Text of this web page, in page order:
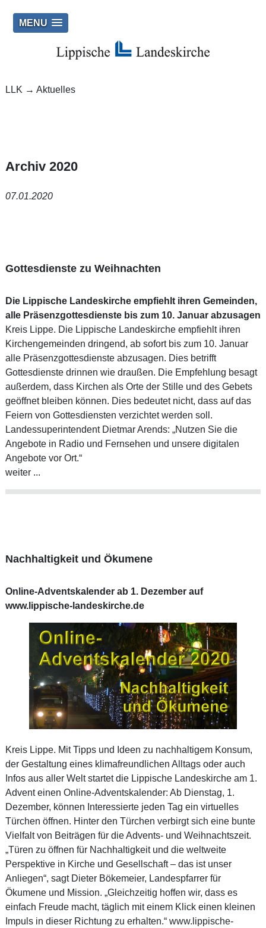
MENU
LLK → Aktuelles
Archiv 2020
07.01.2020
Gottesdienste zu Weihnachten
Die Lippische Landeskirche empfiehlt ihren Gemeinden,
alle Präsenzgottesdienste bis zum 10. Januar abzusagen
Kreis Lippe. Die Lippische Landeskirche empfiehlt ihren
Kirchengemeinden dringend, ab sofort bis zum 10. Januar
alle Präsenzgottesdienste abzusagen. Dies betrifft
Gottesdienste drinnen wie draußen. Die Empfehlung besagt
außerdem, dass Kirchen als Orte der Stille und des Gebets
geöffnet bleiben können. Dies bedeutet nicht, dass auf das
Feiern von Gottesdiensten verzichtet werden soll.
Landessuperintendent Dietmar Arends: „Nutzen Sie die
Angebote in Radio und Fernsehen und unsere digitalen
Angebote vor Ort.“
weiter ...
Nachhaltigkeit und Ökumene
Online-Adventskalender ab 1. Dezember auf
www.lippische-landeskirche.de
Kreis Lippe. Mit Tipps und Ideen zu nachhaltigem Konsum,
der Gestaltung eines klimafreundlichen Alltags oder auch
Infos aus aller Welt startet die Lippische Landeskirche am 1.
Advent einen Online-Adventskalender: Ab Dienstag, 1.
Dezember, können Interessierte jeden Tag ein virtuelles
Türchen öffnen. Hinter den Türchen verbirgt sich eine bunte
Vielfalt von Beiträgen für die Advents- und Weihnachtszeit.
„Türen zu öffnen für Nachhaltigkeit und die weltweite
Perspektive in Kirche und Gesellschaft – das ist unser
Anliegen“, sagt Dieter Bökemeier, Landespfarrer für
Ökumene und Mission. „Gleichzeitig hoffen wir, dass es
einfach Freude macht, täglich mit einem Klick einen kleinen
Impuls in dieser Richtung zu erhalten.“ www.lippische-